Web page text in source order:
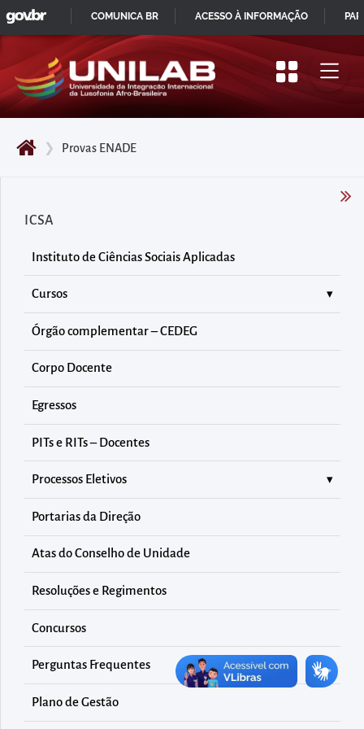
Pular
para
início
do
principal
Acessar
menu
principal
Acessar
diretamente
à
área
para
realizar
buscas
diretamente
as
informações
postas
no
rodapé
❯ Provas ENADE
ICSA
Instituto de Ciências Sociais Aplicadas
Cursos
Órgão complementar – CEDEG
Corpo Docente
Egressos
PITs e RITs – Docentes
Processos Eletivos
Portarias da Direção
Atas do Conselho de Unidade
Resoluções e Regimentos
Concursos
Perguntas Frequentes
Plano de Gestão
IR
PARA
CONTEÚDO
GOVBR
COMUNICA BR ACESSO À INFORMAÇÃO